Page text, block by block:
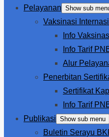
Pelayanan Show sub
Vaksinasi
Info
Info Tarif
Alur
Penerbitan
Sertifikat
Info Tarif
Publikasi Show sub menu
Buletin Serayu